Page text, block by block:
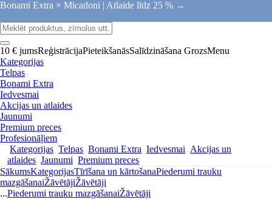
Bonami Extra × Micadoni | Atlaide līdz 25 % →
10 € jumsReģistrācijaPieteikšanāsSalīdzināšana GrozsMenu
Kategorijas
Telpas
Bonami Extra
Iedvesmai
Akcijas un atlaides
Jaunumi
Premium preces
Profesionāļiem
Kategorijas Telpas Bonami Extra Iedvesmai Akcijas un
atlaides Jaunumi Premium preces
SākumsKategorijasTīrīšana un kārtošanaPiederumi trauku
mazgāšanaiŽāvētājiŽāvētāji
...Piederumi trauku mazgāšanaiŽāvētāji